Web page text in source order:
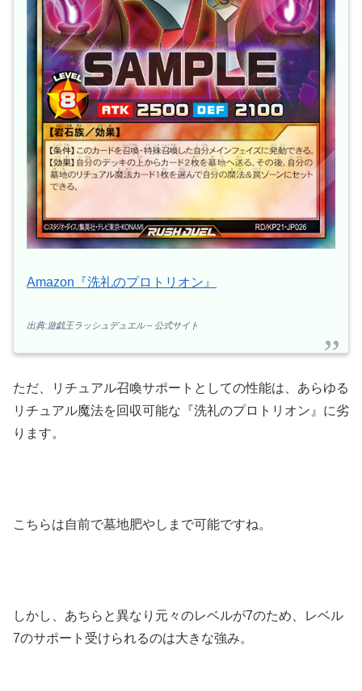
Amazon『洗礼のプロトリオン』
出典:遊戯王ラッシュデュエル – 公式サイト
ただ、リチュアル召喚サポートとしての性能は、あらゆる
リチュアル魔法を回収可能な『洗礼のプロトリオン』に劣
ります。
こちらは自前で墓地肥やしまで可能ですね。
しかし、あちらと異なり元々のレベルが7のため、レベル
7のサポート受けられるのは大きな強み。